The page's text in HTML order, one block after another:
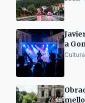
a
Cultura